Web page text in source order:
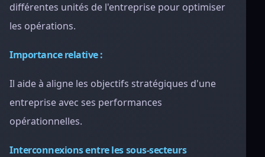
différentes unités de l'entreprise pour optimiser
les opérations.
Importance relative :
Il aide à aligne les objectifs stratégiques d'une
entreprise avec ses performances
opérationnelles.
Interconnexions entre les sous-secteurs